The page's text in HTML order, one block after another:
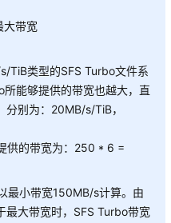
带宽
类型的SFS Turbo文件系
能够提供的带宽也越大，直
别为：20MB/s/TiB，
供的带宽为：250 * 6 =
最小带宽150MB/s计算。由
最大带宽时，SFS Turbo带宽